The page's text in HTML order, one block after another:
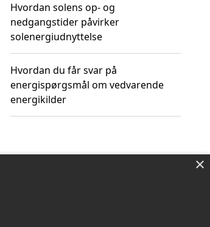
Hvordan solens op- og
nedgangstider påvirker
solenergiudnyttelse
Hvordan du får svar på
energispørgsmål om vedvarende
energikilder
×